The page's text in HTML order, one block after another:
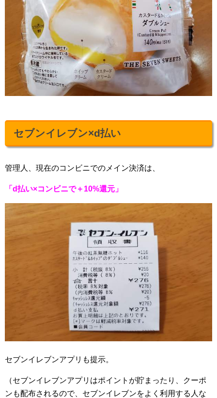
セブンイレブン×d払い
管理人、現在のコンビニでのメイン決済は、
「d払い×コンビニで＋10%還元」
セブンイレブンアプリも提示。
（セブンイレブンアプリはポイントが貯まったり、クーポ
ンも配布されるので、セブンイレブンをよく利用する人な